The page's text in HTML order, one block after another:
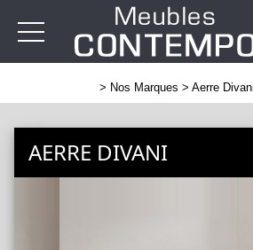
> Nos Marques > Aerre Divani
AERRE DIVANI